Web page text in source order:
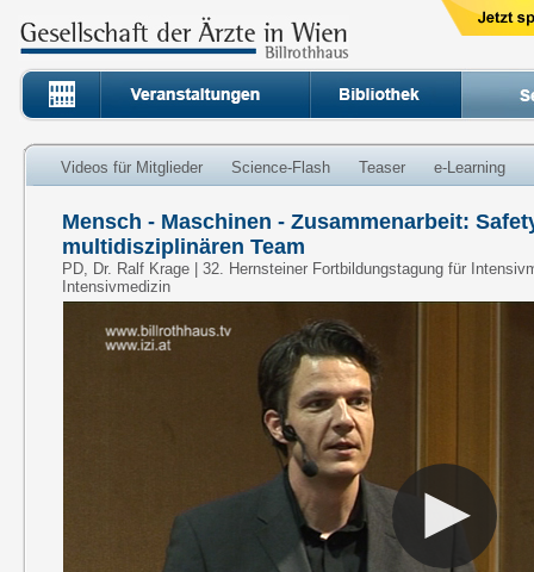
Videos für Mitglieder Science-Flash Teaser e-Learning
Mensch - Maschinen - Zusammenarbeit:
multidisziplinären Team
PD, Dr. Ralf Krage | 32. Hernsteiner Fortbildungstagung für
Intensivmedizin